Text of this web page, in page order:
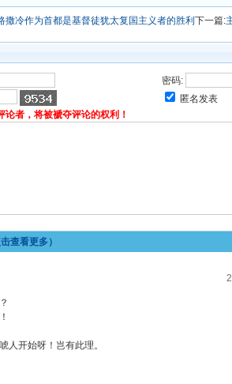
撒冷作为首都是基督徒犹太复国主义者的胜利 下一篇:
密码:
匿名发表
者，将被褫夺评论的权利！
查看更多）
人开始呀！岂有此理。